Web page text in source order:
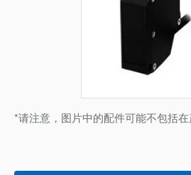
*请注意，图片中的配件可能不包括在